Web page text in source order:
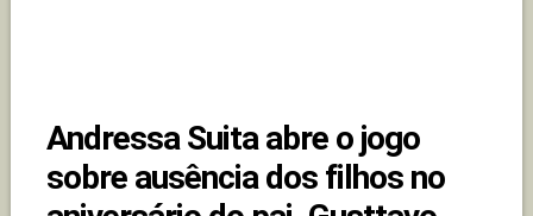
Andressa Suita abre o jogo
sobre ausência dos filhos no